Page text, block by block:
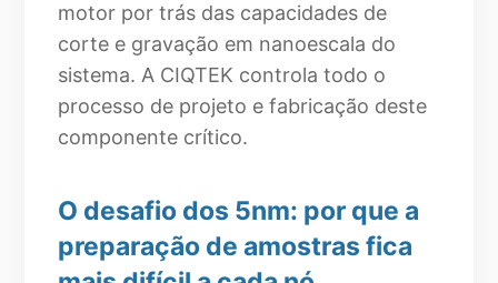
motor por trás das capacidades de
corte e gravação em nanoescala do
sistema. A CIQTEK controla todo o
processo de projeto e fabricação deste
componente crítico.
O desafio dos 5nm: por que a
preparação de amostras fica